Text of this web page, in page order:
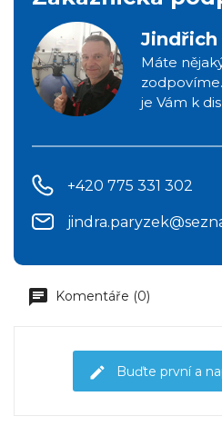
Jindřich
Máte
je Vám k
+420 775 331 302
Komentáře (0)
Buďte první a